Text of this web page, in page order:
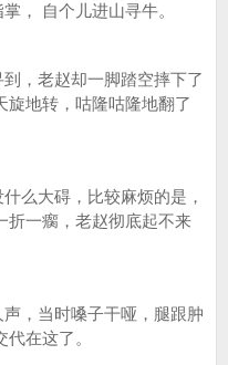
， 自个儿进山寻牛。
，老赵却一脚踏空摔下了
旋地转，咕隆咕隆地翻了
大碍，比较麻烦的是，
折一瘸，老赵彻底起不来
，当时嗓子干哑，腿跟肿
在这了。